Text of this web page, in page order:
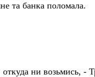
та банка поломала.
ни возьмись, -